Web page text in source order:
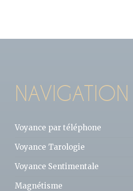
NAVIGATION
Voyance par téléphone
Voyance Tarologie
Voyance Sentimentale
Magnétisme